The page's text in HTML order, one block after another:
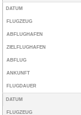
DATUM
FLUGZEUG
ABFLUGHAFEN
ZIELFLUGHAFEN
ABFLUG
ANKUNFT
FLUGDAUER
DATUM
FLUGZEUG